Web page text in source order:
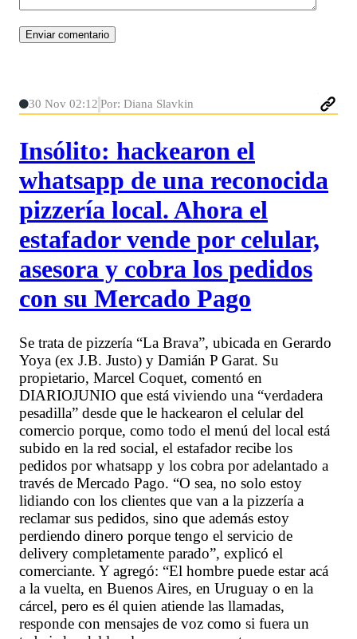
30 Nov 02:12 Por: Diana Slavkin
Insólito: hackearon el
whatsapp de una reconocida
pizzería local. Ahora el
estafador vende por celular,
asesora y cobra los pedidos
con su Mercado Pago
Se trata de pizzería “La Brava”, ubicada en Gerardo
Yoya (ex J.B. Justo) y Damián P Garat. Su
propietario, Marcel Coquet, comentó en
DIARIOJUNIO que está viviendo una “verdadera
pesadilla” desde que le hackearon el celular del
comercio porque, como todo el menú del local está
subido en la red social, el estafador recibe los
pedidos por whatsapp y los cobra por adelantado a
través de Mercado Pago. “O sea, no solo estoy
lidiando con los clientes que van a la pizzería a
reclamar sus pedidos, sino que además estoy
perdiendo dinero porque tengo el servicio de
delivery completamente parado”, explicó el
comerciante. Y agregó: “El hombre puede estar acá
a la vuelta, en Buenos Aires, en Uruguay o en la
cárcel, pero es él quien atiende las llamadas,
responde con mensajes de voz como si fuera un